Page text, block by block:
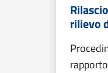
rilievo